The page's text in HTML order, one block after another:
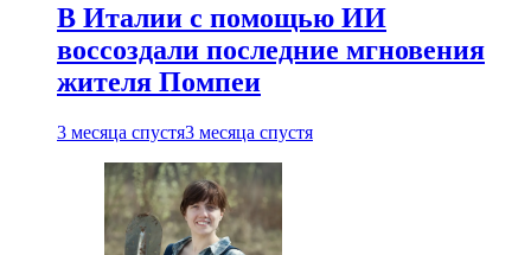
В Италии с помощью ИИ
воссоздали последние мгновения
жителя Помпеи
3 месяца спустя3 месяца спустя